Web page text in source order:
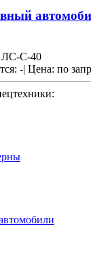
ЛС-С-40
-| Цена: по